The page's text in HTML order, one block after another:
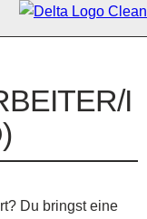
I
Du bringst eine